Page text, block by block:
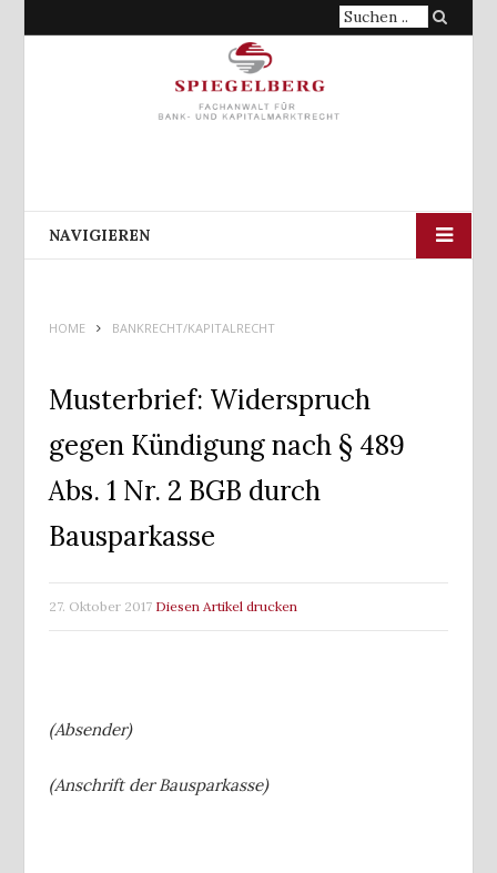
Suche
NAVIGIEREN
HOME BANKRECHT/KAPITALRECHT
Musterbrief: Widerspruch
gegen Kündigung nach § 489
Abs. 1 Nr. 2 BGB durch
Bausparkasse
27. Oktober 2017 Diesen Artikel drucken
(Absender)
(Anschrift der Bausparkasse)